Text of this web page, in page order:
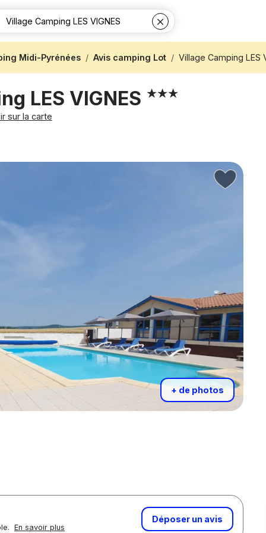
Midi-Pyrénées Avis camping Lot Village Camping LES
LES VIGNES
sur la carte
+ de photos
En savoir plus
Déposer un avis